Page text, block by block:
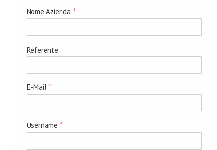
Nome Azienda *
Referente
E-Mail *
Username *